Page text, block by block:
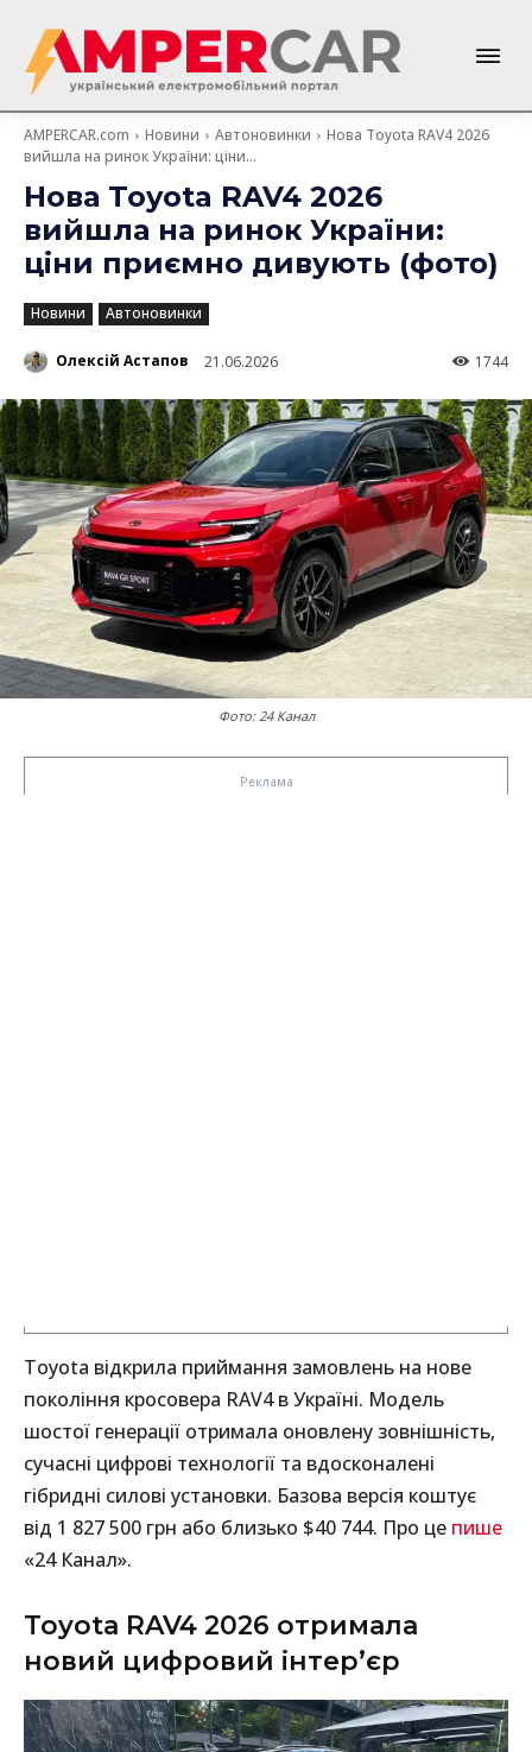
AMPERCAR.com Новини Автоновинки
Нова Toyota RAV4 2026
вийшла на ринок України: ціни...
Нова Toyota RAV4 2026
вийшла на ринок України:
ціни приємно дивують (фото)
Новини Автоновинки
Олексій Астапов 21.06.2026 1744
Фото: 24 Канал
Toyota відкрила приймання замовлень на нове
покоління кросовера RAV4 в Україні. Модель
шостої генерації отримала оновлену зовнішність,
сучасні цифрові технології та вдосконалені
гібридні силові установки. Базова версія коштує
від 1 827 500 грн або близько $40 744. Про це пише
«24 Канал».
Toyota RAV4 2026 отримала
новий цифровий інтер’єр